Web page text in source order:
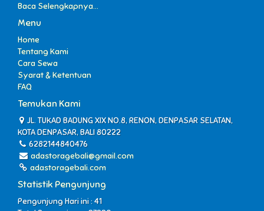
Baca Selengkapnya...
Menu
Home
Tentang Kami
Cara Sewa
Syarat & Ketentuan
FAQ
Temukan Kami
JL. TUKAD BADUNG XIX NO.8, RENON, DENPASAR SELATAN,
KOTA DENPASAR, BALI 80222
6282144840476
adastoragebali@gmail.com
adastoragebali.com
Statistik Pengunjung
Pengunjung Hari ini : 41